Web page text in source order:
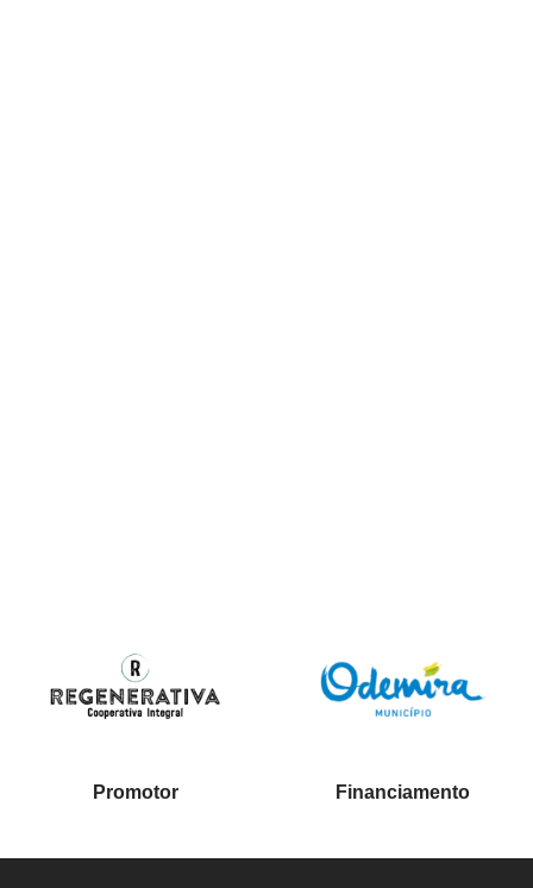
Promotor Financiamento